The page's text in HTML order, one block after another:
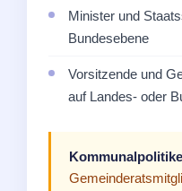
Minister und
Bundesebene
Vorsitzende und
auf Landes- oder